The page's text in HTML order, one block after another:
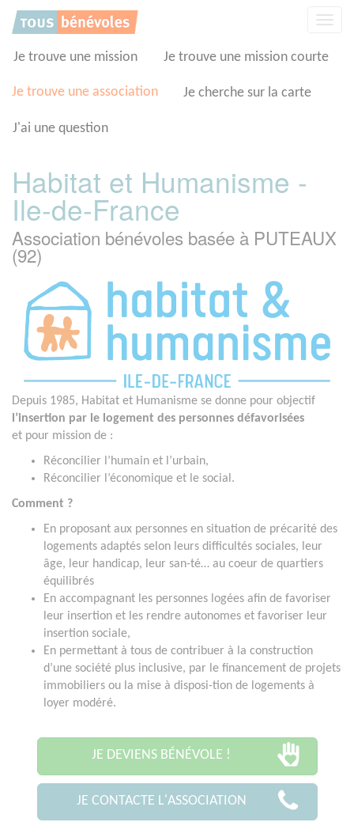
Je trouve une mission Je trouve une mission courte
Je trouve une association Je cherche sur la carte
J'ai une question
Habitat et Humanisme -
Ile-de-France
Association bénévoles basée à PUTEAUX
(92)
Depuis 1985, Habitat et Humanisme se donne pour objectif
l’insertion par le logement des personnes défavorisées
et pour mission de :
Réconcilier l’humain et l’urbain,
Réconcilier l’économique et le social.
Comment ?
En proposant aux personnes en situation de précarité des
logements adaptés selon leurs difficultés sociales, leur
âge, leur handicap, leur san-té… au coeur de quartiers
équilibrés
En accompagnant les personnes logées afin de favoriser
leur insertion et les rendre autonomes et favoriser leur
insertion sociale,
En permettant à tous de contribuer à la construction
d’une société plus inclusive, par le financement de projets
immobiliers ou la mise à disposi-tion de logements à
loyer modéré.
JE DEVIENS BÉNÉVOLE !
JE CONTACTE L'ASSOCIATION
Panneau de gestion des cookies